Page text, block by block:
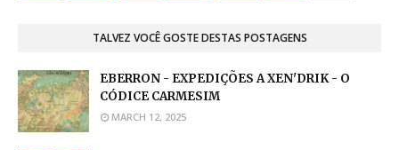
TALVEZ VOCÊ GOSTE DESTAS POSTAGENS
EBERRON - EXPEDIÇÕES A XEN'DRIK - O
CÓDICE CARMESIM
MARCH 12, 2025